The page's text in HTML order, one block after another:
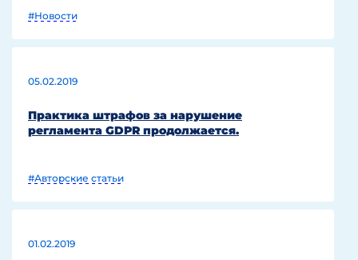
#Новости
05.02.2019
Практика штрафов за нарушение
регламента GDPR продолжается.
#Авторские статьи
01.02.2019